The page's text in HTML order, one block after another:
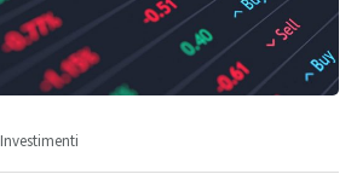
Investimenti